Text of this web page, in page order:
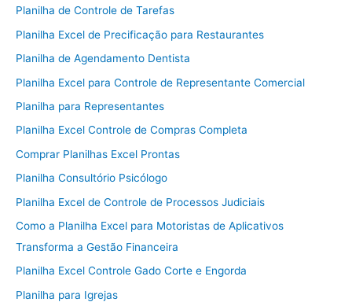
Planilha de Controle de Tarefas
Planilha Excel de Precificação para Restaurantes
Planilha de Agendamento Dentista
Planilha Excel para Controle de Representante Comercial
Planilha para Representantes
Planilha Excel Controle de Compras Completa
Comprar Planilhas Excel Prontas
Planilha Consultório Psicólogo
Planilha Excel de Controle de Processos Judiciais
Como a Planilha Excel para Motoristas de Aplicativos
Transforma a Gestão Financeira
Planilha Excel Controle Gado Corte e Engorda
Planilha para Igrejas